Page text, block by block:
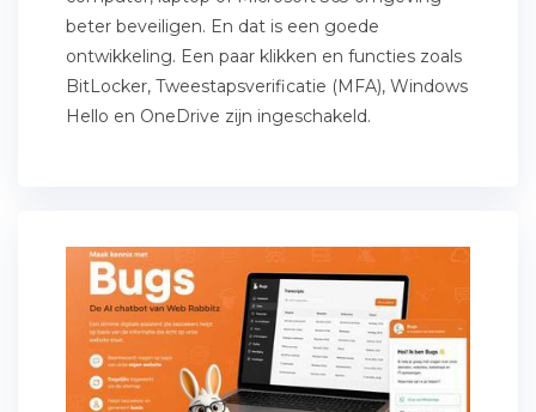
beter beveiligen. En dat is een goede
ontwikkeling. Een paar klikken en functies zoals
BitLocker, Tweestapsverificatie (MFA), Windows
Hello en OneDrive zijn ingeschakeld.